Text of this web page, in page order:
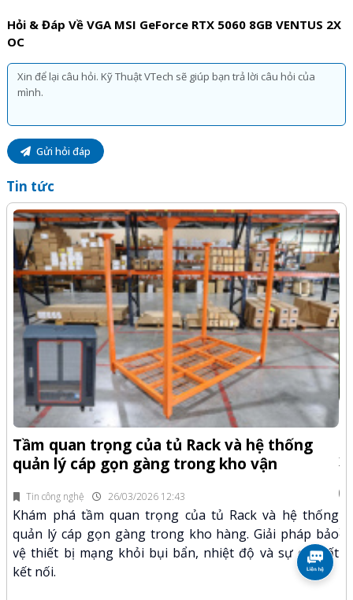
Hỏi & Đáp Về VGA MSI GeForce RTX 5060 8GB VENTUS 2X
OC
Gửi hỏi đáp
Tin tức
Tin công nghệ 26/03/2026 12:43
Tầm quan trọng của tủ Rack và hệ thống
quản lý cáp gọn gàng trong kho vận
Khám phá tầm quan trọng của tủ Rack và hệ thống
quản lý cáp gọn gàng trong kho hàng. Giải pháp bảo
vệ thiết bị mạng khỏi bụi bẩn, nhiệt độ và sự cố mất
kết nối.